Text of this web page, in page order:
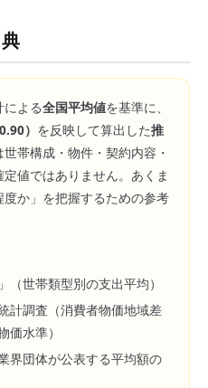
よる全国平均値を基準に、
0.90） を反映して算出した推
帯構成・物件・契約内容・
値ではありません。あくま
か」を把握するための参考
世帯類型別の支出平均）
計調査（消費者物価地域差
価水準）
界団体が公表する平均額の